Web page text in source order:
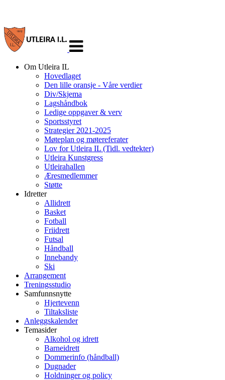
navigasjon
Om Utleira IL
Hovedlaget
Den lille oransje - Våre verdier
Div/Skjema
Lagshåndbok
Ledige oppgaver & verv
Sportsstyret
Strategier 2021-2025
Møteplan og møtereferater
Lov for Utleira IL (Tidl. vedtekter)
Utleira Kunstgress
Utleirahallen
Æresmedlemmer
Støtte
Idretter
Allidrett
Basket
Fotball
Friidrett
Futsal
Håndball
Innebandy
Ski
Arrangement
Treningsstudio
Samfunnsnytte
Hjertevenn
Tiltaksliste
Anleggskalender
Temasider
Alkohol og idrett
Barneidrett
Dommerinfo (håndball)
Dugnader
Holdninger og policy